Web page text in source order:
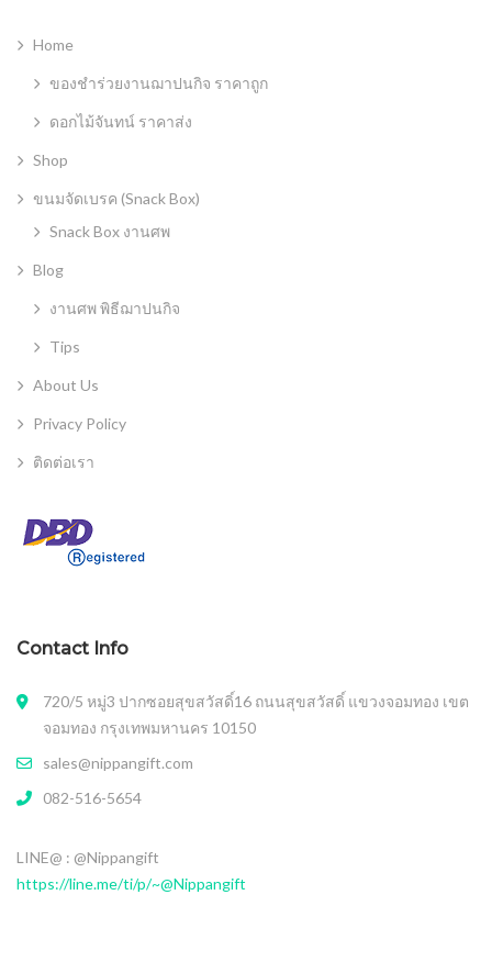
Home
ของชำร่วยงานฌาปนกิจ ราคาถูก
ดอกไม้จันทน์ ราคาส่ง
Shop
ขนมจัดเบรค (Snack Box)
Snack Box งานศพ
Blog
งานศพ พิธีฌาปนกิจ
Tips
About Us
Privacy Policy
ติดต่อเรา
Contact Info
720/5 หมู่3 ปากซอยสุขสวัสดิ์16 ถนนสุขสวัสดิ์ แขวงจอมทอง เขต
จอมทอง กรุงเทพมหานคร 10150
sales@nippangift.com
082-516-5654
LINE@ : @Nippangift
https://line.me/ti/p/~@Nippangift